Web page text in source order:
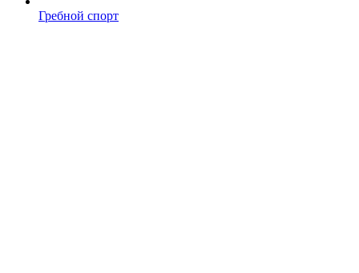
Гребной спорт